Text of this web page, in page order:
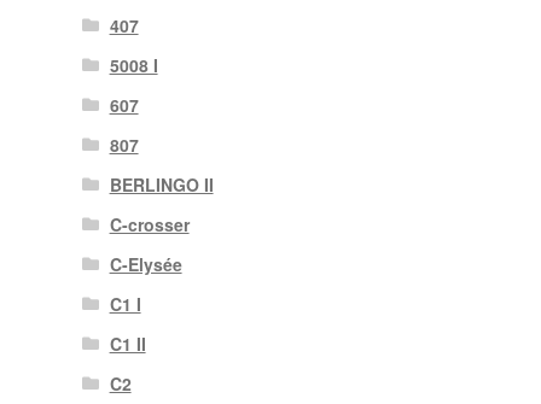
407
5008 I
607
807
BERLINGO II
C-crosser
C-Elysée
C1 I
C1 II
C2